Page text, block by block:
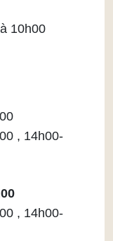
10h00
, 14h00-
, 14h00-